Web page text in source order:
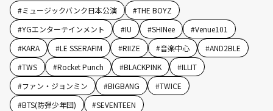
#ミュージックバンク日本公演 #THE BOYZ
#YGエンターテインメント #IU #SHINee #Venue101
#KARA #LE SSERAFIM #RIIZE #音楽中心 #AND2BLE
#TWS #Rocket Punch #BLACKPINK #ILLIT
#ファン・ジョンミン #BIGBANG #TWICE
#BTS(防弾少年団) #SEVENTEEN